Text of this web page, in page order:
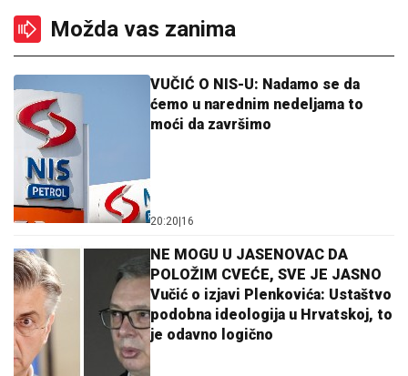
Možda vas zanima
VUČIĆ O NIS-U: Nadamo se da
ćemo u narednim nedeljama to
moći da završimo
20:20 16
NE MOGU U JASENOVAC DA
POLOŽIM CVEĆE, SVE JE JASNO
Vučić o izjavi Plenkovića: Ustaštvo
podobna ideologija u Hrvatskoj, to
je odavno logično